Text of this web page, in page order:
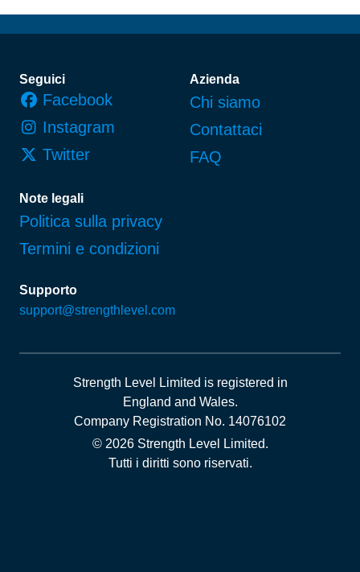
Piè di pagina
Seguici
Facebook
Instagram
Twitter
Azienda
Chi siamo
Contattaci
FAQ
Note legali
Politica sulla privacy
Termini e condizioni
Supporto
support@strengthlevel.com
Strength Level Limited is registered in
England and Wales.
Company Registration No. 14076102
© 2026 Strength Level Limited.
Tutti i diritti sono riservati.